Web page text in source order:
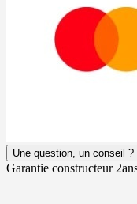
Une question, un conseil ?
Garantie constructeur